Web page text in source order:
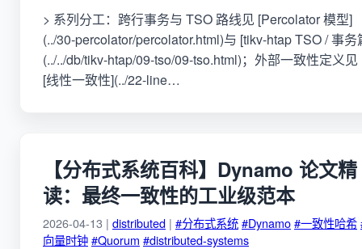
> 系列分工：跨行事务与 TSO 路线见 [Percolator 模型]
(../30-percolator/percolator.html)与 [tikv-htap TSO / 事务
(../../db/tikv-htap/09-tso/09-tso.html)；外部一致性定义见
[线性一致性](../22-line…
【分布式系统百科】Dynamo 论文精
读：最终一致性的工业级范本
2026-04-13 | distributed | #分布式系统#Dynamo#一致性哈希
向量时钟#Quorum #distributed-systems